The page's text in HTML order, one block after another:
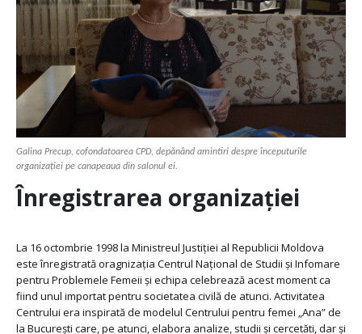
Galina Precup, cofondatoarea CPD, depănând amintiri despre începuturile
organizației pe canapeaua din salonul ei.
Înregistrarea organizației
La 16 octombrie 1998 la Ministreul Justiției al Republicii Moldova
este înregistrată oragnizația Centrul Național de Studii și Infomare
pentru Problemele Femeii și echipa celebrează acest moment ca
fiind unul importat pentru societatea civilă de atunci. Activitatea
Centrului era inspirată de modelul Centrului pentru femei „Ana” de
la București care, pe atunci, elabora analize, studii și cercetăti, dar și